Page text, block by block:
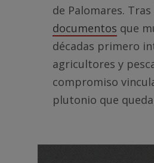
de Palomares.
documentos que
décadas primero
agricultores y
compromiso
plutonio que